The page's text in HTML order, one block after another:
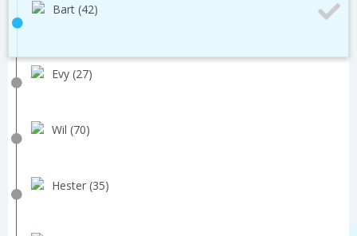
Bart (42)
Evy (27)
Wil (70)
Hester (35)